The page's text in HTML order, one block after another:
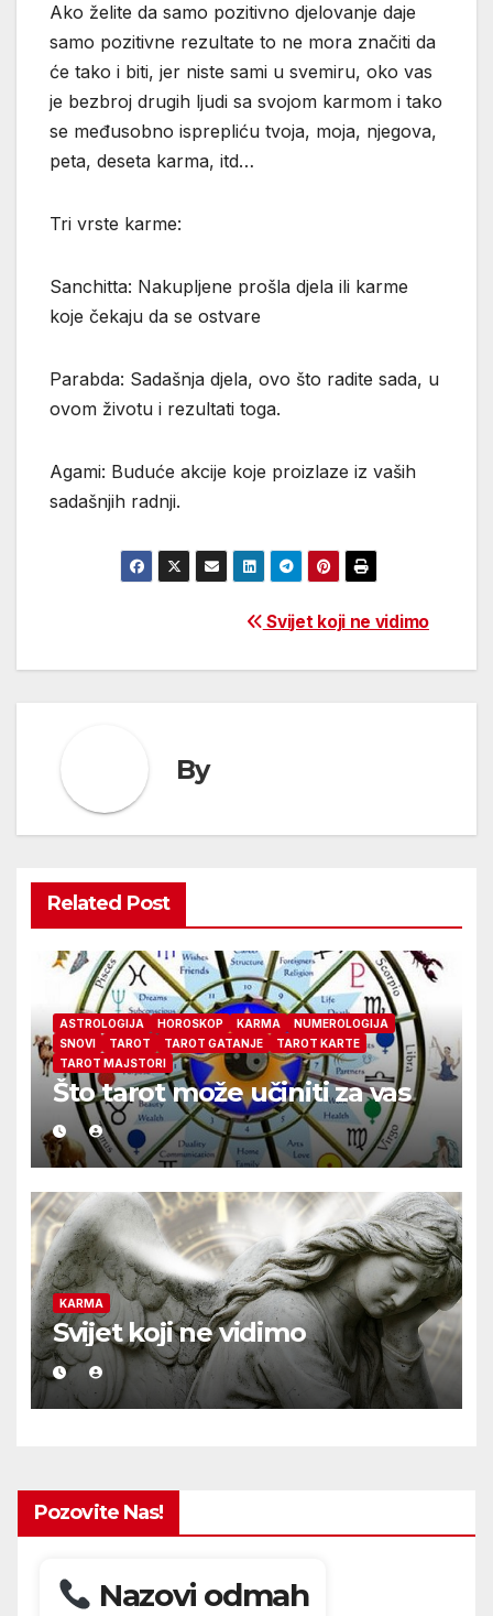
Ako želite da samo pozitivno djelovanje daje
samo pozitivne rezultate to ne mora značiti da
će tako i biti, jer niste sami u svemiru, oko vas
je bezbroj drugih ljudi sa svojom karmom i tako
se međusobno isprepliću tvoja, moja, njegova,
peta, deseta karma, itd…
Tri vrste karme:
Sanchitta: Nakupljene prošla djela ili karme
koje čekaju da se ostvare
Parabda: Sadašnja djela, ovo što radite sada, u
ovom životu i rezultati toga.
Agami: Buduće akcije koje proizlaze iz vaših
sadašnjih radnji.
navigation
Svijet koji ne vidimo
By
Related Post
ASTROLOGIJA HOROSKOP KARMA
NUMEROLOGIJA
SNOVI
TAROT TAROT GATANJE
TAROT KARTE
TAROT MAJSTORI
Što tarot može učiniti za vas
KARMA
Svijet koji ne vidimo
Pozovite Nas!
Nazovi odmah